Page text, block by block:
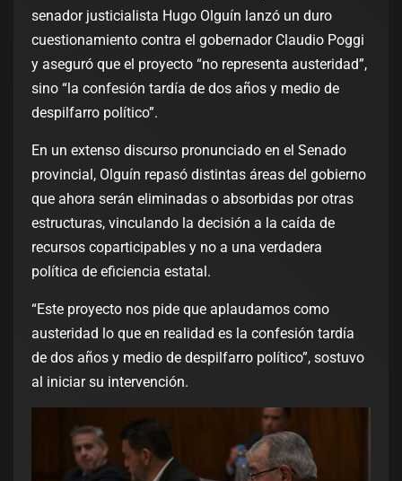
senador justicialista Hugo Olguín lanzó un duro
cuestionamiento contra el gobernador Claudio Poggi
y aseguró que el proyecto “no representa austeridad”,
sino “la confesión tardía de dos años y medio de
despilfarro político”.
En un extenso discurso pronunciado en el Senado
provincial, Olguín repasó distintas áreas del gobierno
que ahora serán eliminadas o absorbidas por otras
estructuras, vinculando la decisión a la caída de
recursos coparticipables y no a una verdadera
política de eficiencia estatal.
“Este proyecto nos pide que aplaudamos como
austeridad lo que en realidad es la confesión tardía
de dos años y medio de despilfarro político”, sostuvo
al iniciar su intervención.